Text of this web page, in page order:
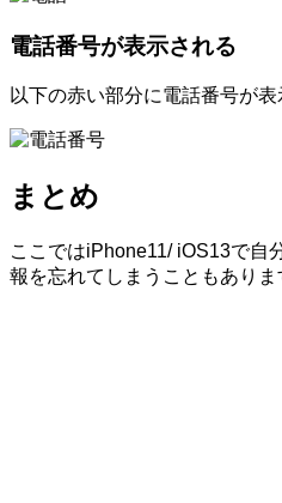
電話番号が表示される
以下の赤い部分に電話番号が表
まとめ
ここではiPhone11/ iOS13で自
報を忘れてしまうこともあり